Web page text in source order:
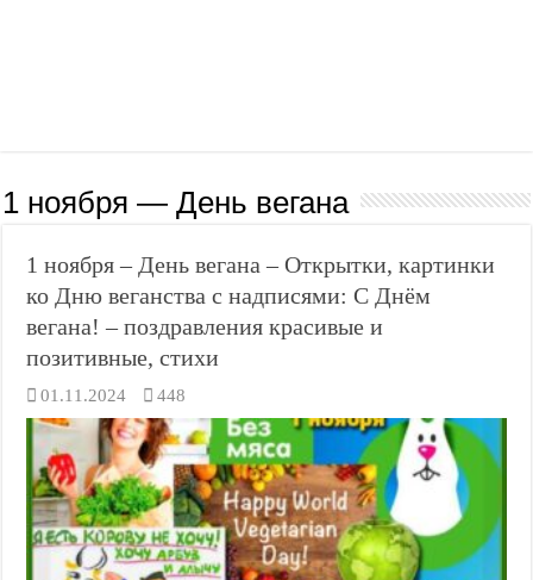
1 ноября — День вегана
1 ноября – День вегана – Открытки, картинки
ко Дню веганства с надписями: С Днём
вегана! – поздравления красивые и
позитивные, стихи
01.11.2024 448